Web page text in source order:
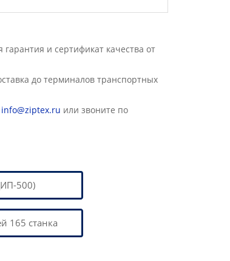
и сертификат качества от
до терминалов транспортных
info@ziptex.ru или звоните по
500)
165 станка